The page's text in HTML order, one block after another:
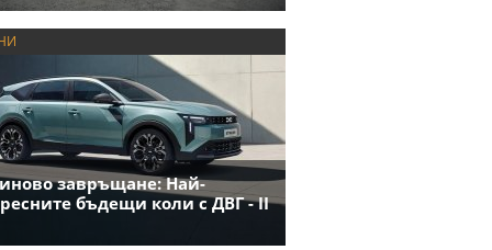
завръщане: Най-
бъдещи коли с ДВГ - II